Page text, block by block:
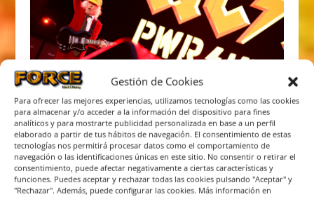
Gestión de Cookies
Para ofrecer las mejores experiencias, utilizamos tecnologías como las cookies
para almacenar y/o acceder a la información del dispositivo para fines
analíticos y para mostrarte publicidad personalizada en base a un perfil
elaborado a partir de tus hábitos de navegación. El consentimiento de estas
tecnologías nos permitirá procesar datos como el comportamiento de
navegación o las identificaciones únicas en este sitio. No consentir o retirar el
consentimiento, puede afectar negativamente a ciertas características y
funciones. Puedes aceptar y rechazar todas las cookies pulsando "Aceptar" y
"Rechazar". Además, puede configurar las cookies. Más información en